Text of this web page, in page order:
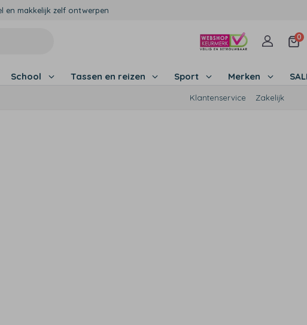
en makkelijk zelf ontwerpen
0
School Tassen en reizen Sport Merken
Klantenservice Zakelijk